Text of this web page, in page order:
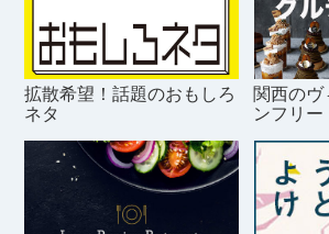
拡散希望！話題のおもしろ
ネタ
関西のヴ
ンフリー